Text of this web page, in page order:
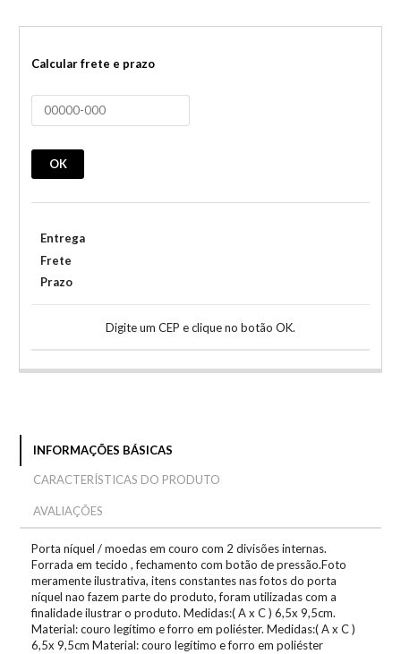
Calcular frete e prazo
OK
Entrega
Frete
Prazo
Digite um CEP e clique no botão OK.
INFORMAÇÕES BÁSICAS
CARACTERÍSTICAS DO PRODUTO
AVALIAÇÕES
Porta níquel / moedas em couro com 2 divisões internas.
Forrada em tecido , fechamento com botão de pressão.Foto
meramente ilustrativa, itens constantes nas fotos do porta
níquel nao fazem parte do produto, foram utilizadas com a
finalidade ilustrar o produto. Medidas:( A x C ) 6,5x 9,5cm.
Material: couro legítimo e forro em poliéster. Medidas:( A x C )
6,5x 9,5cm Material: couro legítimo e forro em poliéster